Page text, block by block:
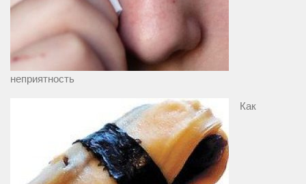
неприятность
Как